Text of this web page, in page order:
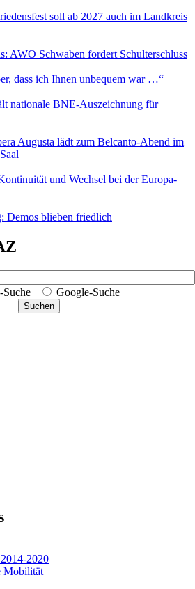
soll ab 2027 auch im Land­kreis
AWO Schwaben fordert Schulterschluss
dass ich Ihnen unbequem war …“
nationale BNE-Auszeichnung für
Augusta lädt zum Belcanto-Abend im
und Wechsel bei der Europa-
Demos blieben friedlich
Google-Suche
Suchen
2020
Mobilität